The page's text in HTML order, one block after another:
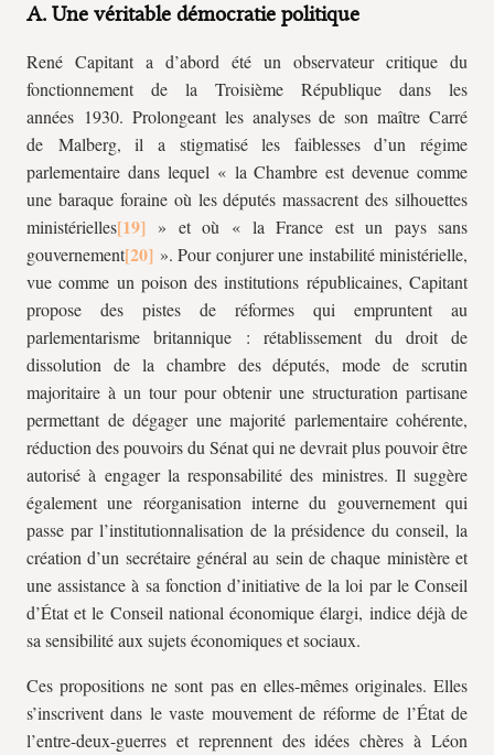
A. Une véritable démocratie politique
René Capitant a d’abord été un observateur critique du
fonctionnement de la Troisième République dans les
années 1930. Prolongeant les analyses de son maître Carré
de Malberg, il a stigmatisé les faiblesses d’un régime
parlementaire dans lequel « la Chambre est devenue comme
une baraque foraine où les députés massacrent des silhouettes
ministérielles
» et où « la France est un pays sans
gouvernement
». Pour conjurer une instabilité ministérielle,
vue comme un poison des institutions républicaines, Capitant
propose des pistes de réformes qui empruntent au
parlementarisme britannique : rétablissement du droit de
dissolution de la chambre des députés, mode de scrutin
majoritaire à un tour pour obtenir une structuration partisane
permettant de dégager une majorité parlementaire cohérente,
réduction des pouvoirs du Sénat qui ne devrait plus pouvoir être
autorisé à engager la responsabilité des ministres. Il suggère
également une réorganisation interne du gouvernement qui
passe par l’institutionnalisation de la présidence du conseil, la
création d’un secrétaire général au sein de chaque ministère et
une assistance à sa fonction d’initiative de la loi par le Conseil
d’État et le Conseil national économique élargi, indice déjà de
sa sensibilité aux sujets économiques et sociaux.
Ces propositions ne sont pas en elles-mêmes originales. Elles
s’inscrivent dans le vaste mouvement de réforme de l’État de
l’entre-deux-guerres et reprennent des idées chères à Léon